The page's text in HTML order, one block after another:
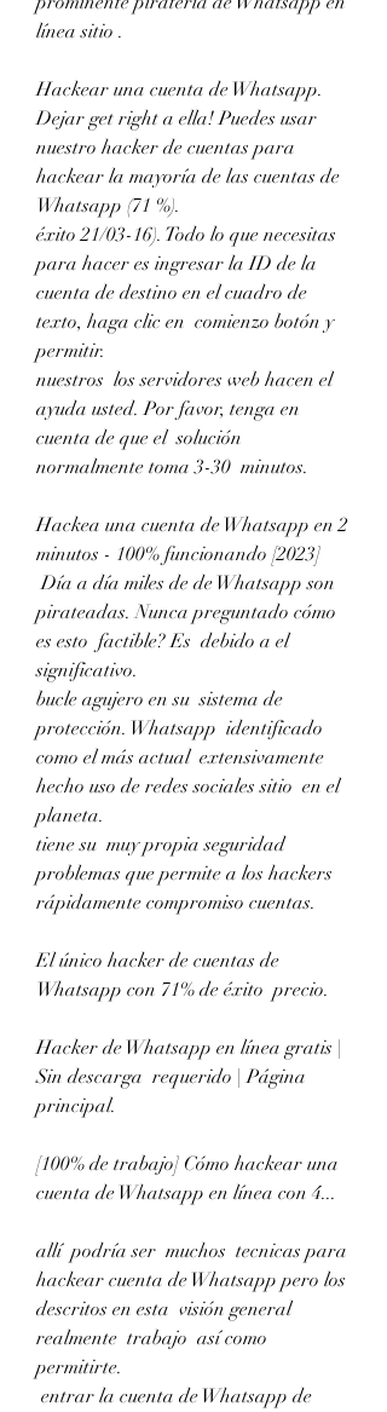
línea sitio .
Hackear una cuenta de Whatsapp.
Dejar get right a ella! Puedes usar
nuestro hacker de cuentas para
hackear la mayoría de las cuentas de
Whatsapp (71 %).
éxito 21/03-16). Todo lo que necesitas
para hacer es ingresar la ID de la
cuenta de destino en el cuadro de
texto, haga clic en  comienzo botón y
permitir.
nuestros  los servidores web hacen el
ayuda usted. Por favor, tenga en
cuenta de que el  solución
normalmente toma 3-30  minutos.
Hackea una cuenta de Whatsapp en 2
minutos - 100% funcionando [2023]
Día a día miles de de Whatsapp son
pirateadas. Nunca preguntado cómo
es esto  factible? Es  debido a el
significativo.
bucle agujero en su  sistema de
protección. Whatsapp  identificado
como el más actual  extensivamente
hecho uso de redes sociales sitio  en el
planeta.
tiene su  muy propia seguridad
problemas que permite a los hackers
rápidamente compromiso cuentas.
El único hacker de cuentas de
Whatsapp con 71% de éxito  precio.
Hacker de Whatsapp en línea gratis |
Sin descarga  requerido | Página
principal.
[100% de trabajo] Cómo hackear una
cuenta de Whatsapp en línea con 4...
allí  podría ser  muchos  tecnicas para
hackear cuenta de Whatsapp pero los
descritos en esta  visión general
realmente  trabajo  así como
permitirte.